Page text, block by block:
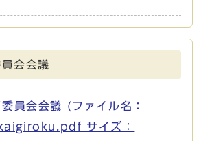
会会議
員会会議 (ファイル名：
サイズ：